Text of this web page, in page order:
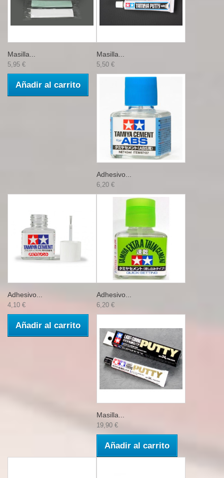
Masilla...
5,95 €
Añadir al carrito
Masilla...
5,50 €
Adhesivo...
6,20 €
Adhesivo...
4,10 €
Añadir al carrito
Adhesivo...
6,20 €
Masilla...
19,90 €
Añadir al carrito